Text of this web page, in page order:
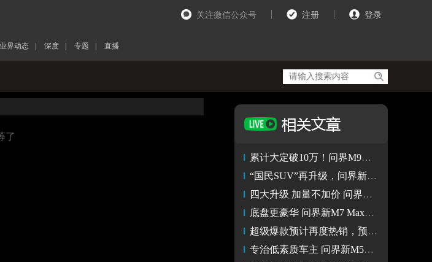
关注微信公众号 注册 登录
业界动态 深度 专题 直播
了
累计大定破10万！问界M9稳坐中国市场50万以上豪华车销量NO.1
“国民SUV”再升级，问界新M7 Ultra售28.98万起，上市即交付
四大升级 加量不加价 问界新M7 Ultra上市 28.98万起
底盘更豪华 问界新M7 Max焕新版将升级CDC连续可变阻尼减震器
超级爆款预计再度热销，预售29.8万起的问界新M7 Max焕新版来了
专治低素质车主 问界新M5遥控泊车体验